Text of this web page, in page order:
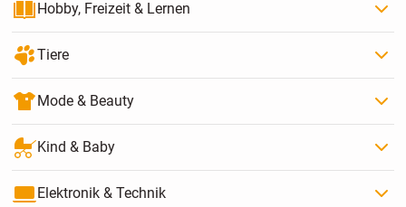
Hobby, Freizeit & Lernen
Tiere
Mode & Beauty
Kind & Baby
Elektronik & Technik